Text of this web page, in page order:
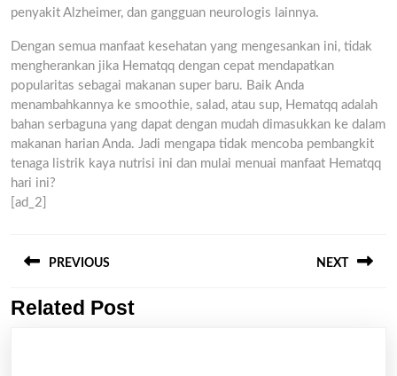
penyakit Alzheimer, dan gangguan neurologis lainnya.
Dengan semua manfaat kesehatan yang mengesankan ini, tidak
mengherankan jika Hematqq dengan cepat mendapatkan
popularitas sebagai makanan super baru. Baik Anda
menambahkannya ke smoothie, salad, atau sup, Hematqq adalah
bahan serbaguna yang dapat dengan mudah dimasukkan ke dalam
makanan harian Anda. Jadi mengapa tidak mencoba pembangkit
tenaga listrik kaya nutrisi ini dan mulai menuai manfaat Hematqq
hari ini?
[ad_2]
navigation
PREVIOUS
Previous
NEXT
Related Post